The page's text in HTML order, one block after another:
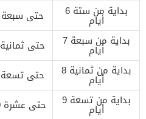
بداية من ستة 6
أيام حتى سبعة 7 أيام
بداية من سبعة 7
أيام حتى ثمانية 8 أيام
بداية من ثمانية 8
أيام حتى تسعة 9 أيام
بداية من تسعة 9
أيام حتى عشرة 10 أيام